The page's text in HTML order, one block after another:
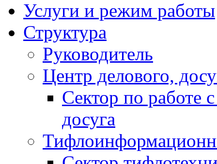
Услуги и режим работы
Структура
Руководитель
Центр делового,
Сектор по работе
досуга